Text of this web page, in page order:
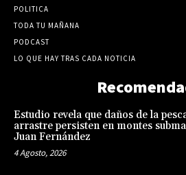
POLITICA
TODA TU MAÑANA
PODCAST
LO QUE HAY TRAS CADA NOTICIA
Estudio revela que daños de la
arrastre persisten en montes
Juan Fernández
4 Agosto, 2026